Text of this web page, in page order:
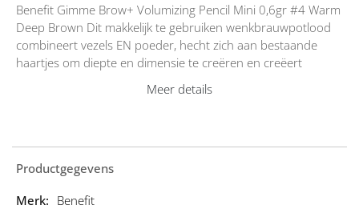
Benefit Gimme Brow+ Volumizing Pencil Mini 0,6gr #4 Warm
Deep Brown Dit makkelijk te gebruiken wenkbrauwpotlood
combineert vezels EN poeder, hecht zich aan bestaande
haartjes om diepte en dimensie te creëren en creëert
vederlicht volume. Het resultaat? Vollere wenkbrauwen die
er zacht en natuurlijk uitzien en de hele dag blijven zitten!
zijden katoenboomvezels hecht zich aan de huid & haartjes
om te volumiseren, opvullen & definiëren Natuurlijke textuur
Meer details
Productgegevens
Productgegevens
Benefit